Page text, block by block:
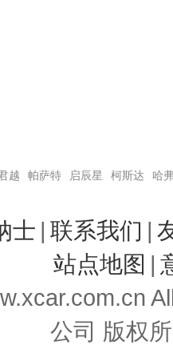
越 帕萨特 启辰星 柯斯达 哈
士 | 联系我们 |
站点地图 |
公司 版权